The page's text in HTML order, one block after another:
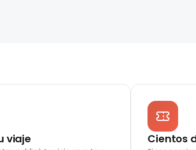
viaje Cientos